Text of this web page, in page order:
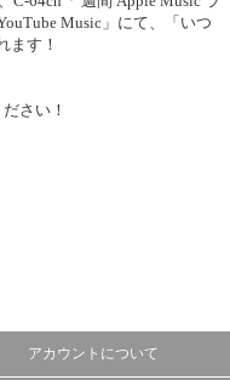
Music」にて、「いつ
ます！
さい！
アカウントについて